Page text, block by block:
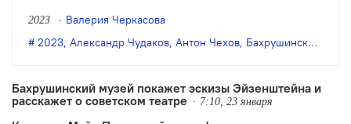
завершающий, том монографии-
указателя «А.П. Чехов в прижизненной
и литературоведа Александра
Чудакова.
2023
Валерия Черкасова
2023, Александр Чудаков, Антон Чехов, Бахрушинский музей
Бахрушинский музей покажет эскизы Эйзенштейна и
расскажет о советском театре
7:10, 23 января